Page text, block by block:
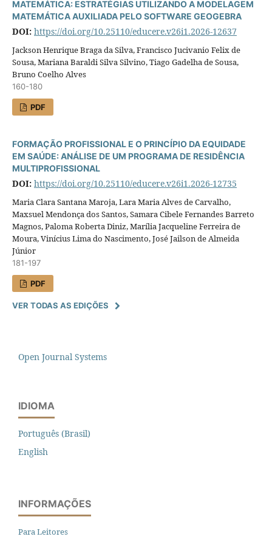
MATEMÁTICA: ESTRATÉGIAS UTILIZANDO A MODELAGEM
MATEMÁTICA AUXILIADA PELO SOFTWARE GEOGEBRA
DOI: https://doi.org/10.25110/educere.v26i1.2026-12637
Jackson Henrique Braga da Silva, Francisco Jucivanio Felix de
Sousa, Mariana Baraldi Silva Silvino, Tiago Gadelha de Sousa,
Bruno Coelho Alves
160-180
PDF
FORMAÇÃO PROFISSIONAL E O PRINCÍPIO DA EQUIDADE
EM SAÚDE: ANÁLISE DE UM PROGRAMA DE RESIDÊNCIA
MULTIPROFISSIONAL
DOI: https://doi.org/10.25110/educere.v26i1.2026-12735
Maria Clara Santana Maroja, Lara Maria Alves de Carvalho,
Maxsuel Mendonça dos Santos, Samara Cibele Fernandes Barreto
Magnos, Paloma Roberta Diniz, Marília Jacqueline Ferreira de
Moura, Vinícius Lima do Nascimento, José Jailson de Almeida
Júnior
181-197
PDF
VER TODAS AS EDIÇÕES
Open Journal Systems
IDIOMA
Português (Brasil)
English
INFORMAÇÕES
Para Leitores